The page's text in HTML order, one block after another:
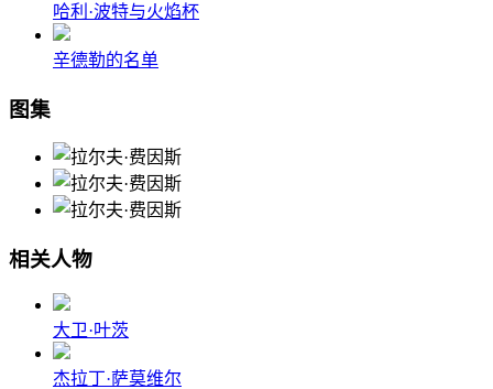
哈利·波特与火焰杯
辛德勒的名单
图集
相关人物
大卫·叶茨
杰拉丁·萨莫维尔